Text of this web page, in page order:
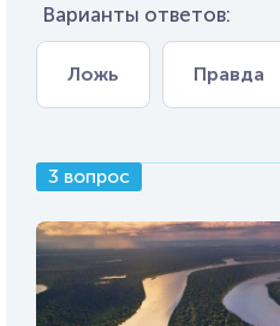
Варианты ответов:
Ложь Правда
3 вопрос